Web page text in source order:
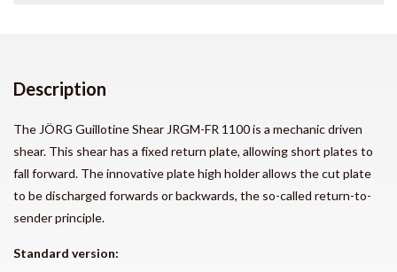
Description
The JÖRG Guillotine Shear JRGM-FR 1100 is a mechanic driven
shear. This shear has a fixed return plate, allowing short plates to
fall forward. The innovative plate high holder allows the cut plate
to be discharged forwards or backwards, the so-called return-to-
sender principle.
Standard version: